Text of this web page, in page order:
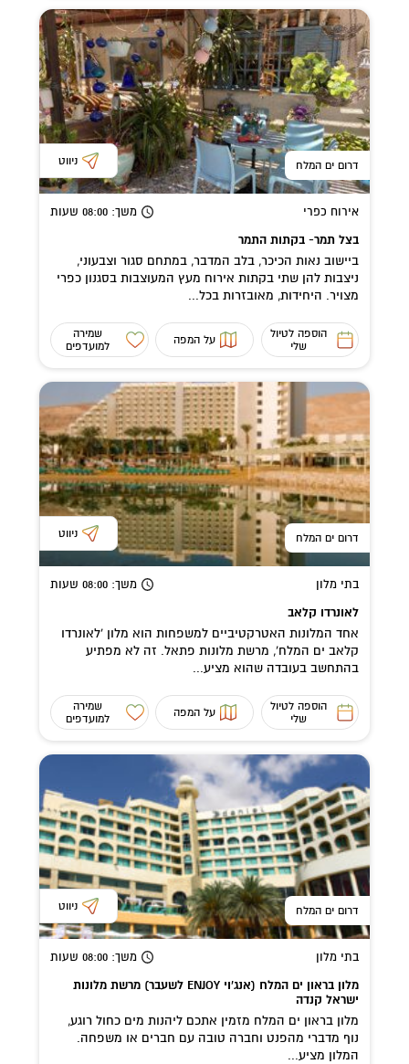
דרום ים המלח ניווט
אירוח כפרי משך: 08:00 שעות
בצל תמר- בקתות התמר
ביישוב נאות הכיכר, בלב המדבר, במתחם סגור וצבעוני,
ניצבות להן שתי בקתות אירוח מעץ המעוצבות בסגנון כפרי
מצויר. היחידות, מאובזרות בכל...
הוספה לטיול
שלי
על המפה
שמירה
למועדפים
דרום ים המלח ניווט
בתי מלון משך: 08:00 שעות
לאונרדו קלאב
אחד המלונות האטרקטיביים למשפחות הוא מלון 'לאונרדו
קלאב ים המלח', מרשת מלונות פתאל. זה לא מפתיע
בהתחשב בעובדה שהוא מציע...
הוספה לטיול
שלי
על המפה
שמירה
למועדפים
דרום ים המלח ניווט
בתי מלון משך: 08:00 שעות
מלון בראון ים המלח (אנג'וי ENJOY לשעבר) מרשת מלונות
ישראל קנדה
מלון בראון ים המלח מזמין אתכם ליהנות מים כחול רוגע,
נוף מדברי מהפנט וחברה טובה עם חברים או משפחה.
המלון מציע...